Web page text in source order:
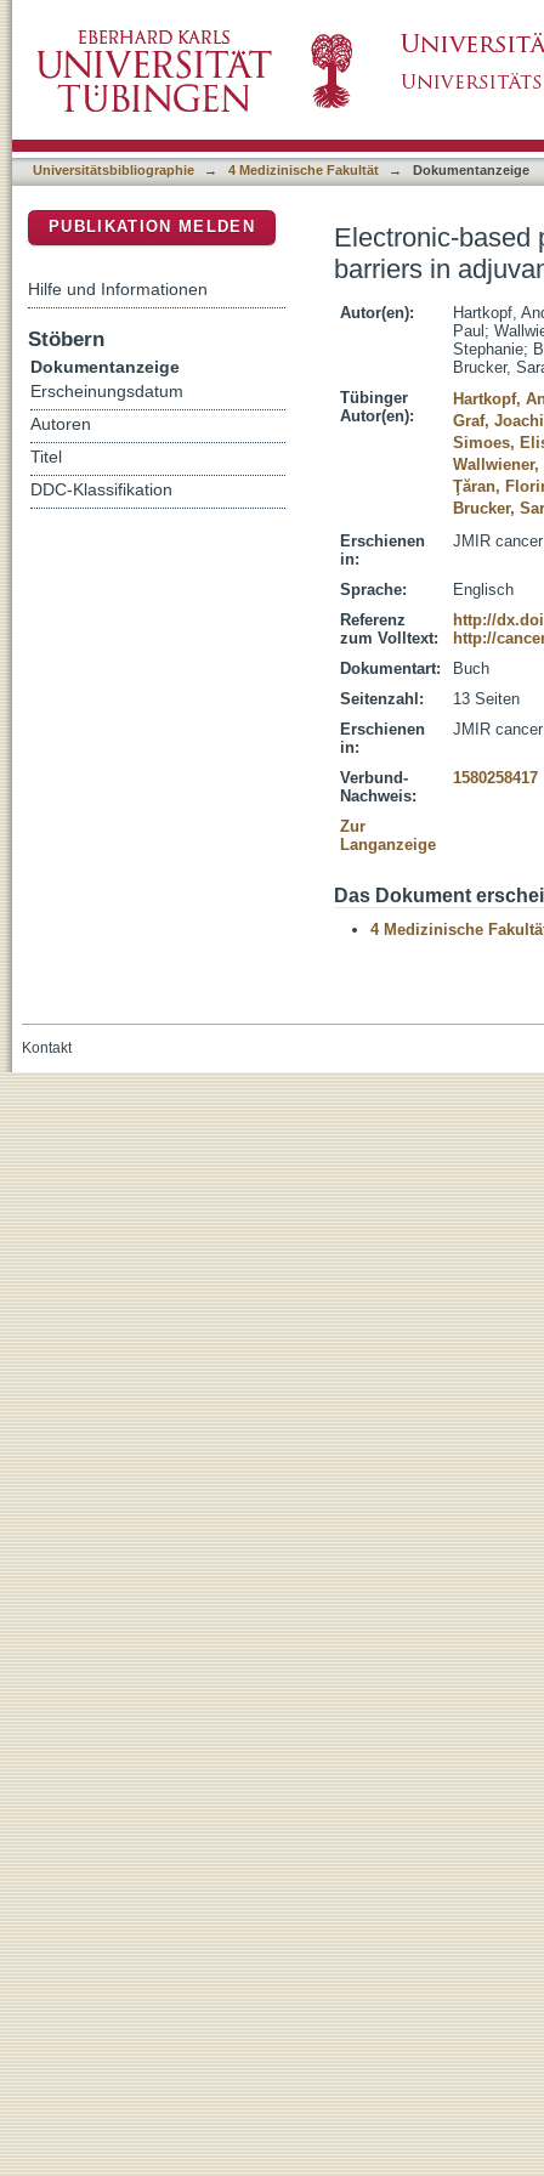
metastatic breast cancer patients
Universitätsbibliographie → 4 Medizinische Fakultät → Dokumentanzeige
Electronic-based
barriers in
Autor(en):
Hartkopf,
Paul ;
Stephanie;
Brucker,
Tübinger
Autor(en):
Hartkopf,
Graf,
Simoes,
Wallwiener,
Ţăran,
Brucker,
Erschienen
in:
JMIR
Sprache:
Englisch
Referenz
zum Volltext:
http://
http://
Dokumentart:
Buch
Seitenzahl:
13 Seiten
Erschienen
in:
JMIR
Verbund-
Nachweis:
1580258417
Zur
Langanzeige
Das Dokument
4 Medizinische
PUBLIKATION MELDEN
Hilfe und Informationen
Stöbern
Dokumentanzeige
Erscheinungsdatum
Autoren
Titel
DDC-Klassifikation
Kontakt